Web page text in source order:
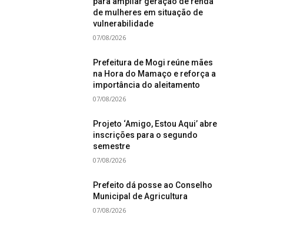
de mulheres em situação de
vulnerabilidade
07/08/2026
Prefeitura de Mogi reúne mães
na Hora do Mamaço e reforça a
importância do aleitamento
07/08/2026
Projeto ‘Amigo, Estou Aqui’ abre
inscrições para o segundo
semestre
07/08/2026
Prefeito dá posse ao Conselho
Municipal de Agricultura
07/08/2026